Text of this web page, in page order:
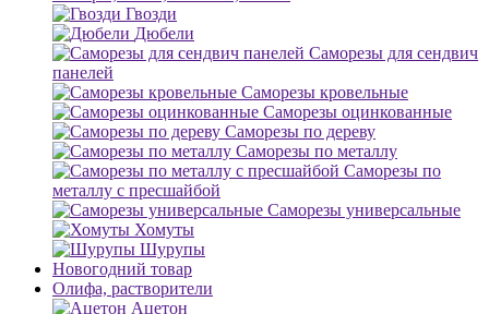
Гвозди
Дюбели
Саморезы для сендвич
панелей
Саморезы кровельные
Саморезы оцинкованные
Саморезы по дереву
Саморезы по металлу
Саморезы по
металлу с пресшайбой
Саморезы универсальные
Хомуты
Шурупы
Новогодний товар
Олифа, растворители
Ацетон